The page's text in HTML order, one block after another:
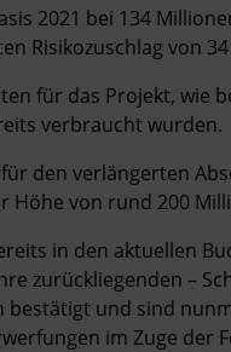
2021 bei 134
Risikozuschlag von
für das Projekt, wie
verbraucht wurden.
den verlängerten
Höhe von rund 200
in den aktuellen
zurückliegenden –
bestätigt und sind
im Zuge der